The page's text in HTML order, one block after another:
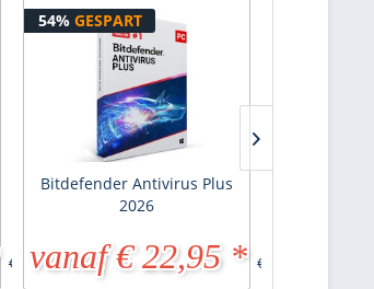
€ 38,95 *
54% GESPART
Bitdefender Antivirus Plus
2026
vanaf € 22,95 * € 49,99 *